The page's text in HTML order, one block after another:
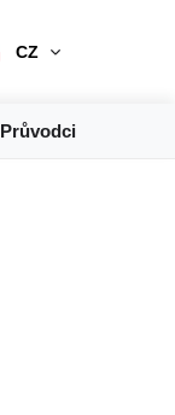
CZ
Průvodci